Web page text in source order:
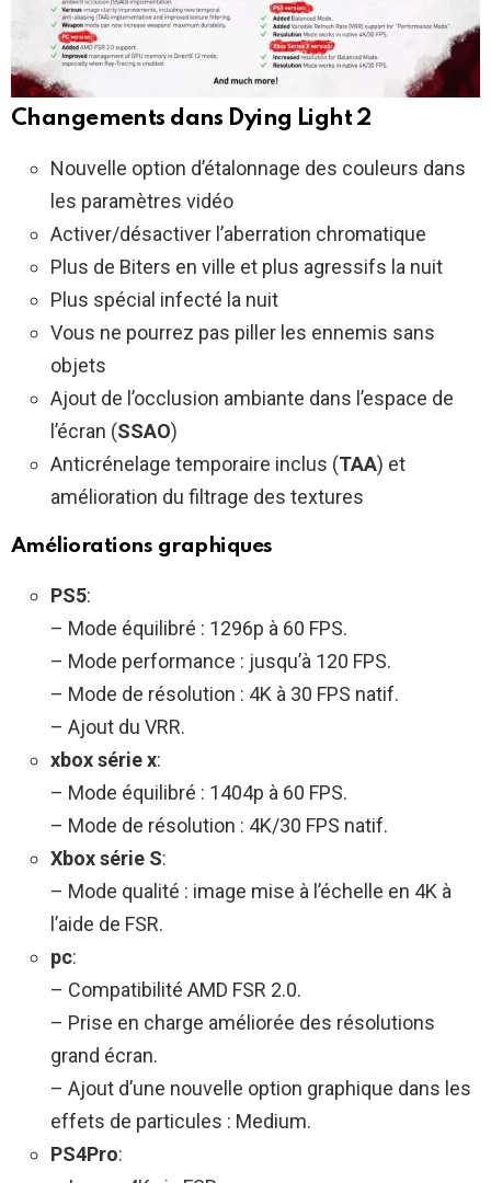
Changements dans Dying Light 2
Nouvelle option d’étalonnage des couleurs dans
les paramètres vidéo
Activer/désactiver l’aberration chromatique
Plus de Biters en ville et plus agressifs la nuit
Plus spécial infecté la nuit
Vous ne pourrez pas piller les ennemis sans
objets
Ajout de l’occlusion ambiante dans l’espace de
l’écran (SSAO)
Anticrénelage temporaire inclus (TAA) et
amélioration du filtrage des textures
Améliorations graphiques
PS5:
– Mode équilibré : 1296p à 60 FPS.
– Mode performance : jusqu’à 120 FPS.
– Mode de résolution : 4K à 30 FPS natif.
– Ajout du VRR.
xbox série x:
– Mode équilibré : 1404p à 60 FPS.
– Mode de résolution : 4K/30 FPS natif.
Xbox série S:
– Mode qualité : image mise à l’échelle en 4K à
l’aide de FSR.
pc:
– Compatibilité AMD FSR 2.0.
– Prise en charge améliorée des résolutions
grand écran.
– Ajout d’une nouvelle option graphique dans les
effets de particules : Medium.
PS4Pro: